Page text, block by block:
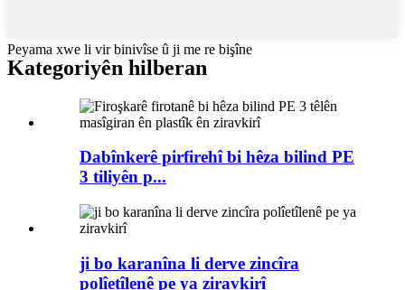
Peyama xwe li vir binivîse û ji me re bişîne
Kategoriyên hilberan
Dabînkerê pirfirehî bi hêza bilind PE
3 tiliyên p...
ji bo karanîna li derve zincîra
polîetîlenê pe ya ziravkirî